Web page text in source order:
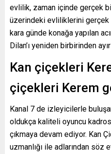
evlilik, zaman içinde gerçek
üzerindeki evliliklerini gerçek
kara günde konağa yapılan
Dilan’ı yeniden birbirinden
Kan çiçekleri
çiçekleri Kerem
Kanal 7 de izleyicilerle
oldukça kaliteli oyuncu
çıkmaya devam ediyor. Kan
uzmanlığı ile adlarından söz